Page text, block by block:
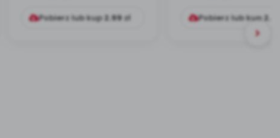
Pobierz lub kup2.99zł Pobierz lub kup